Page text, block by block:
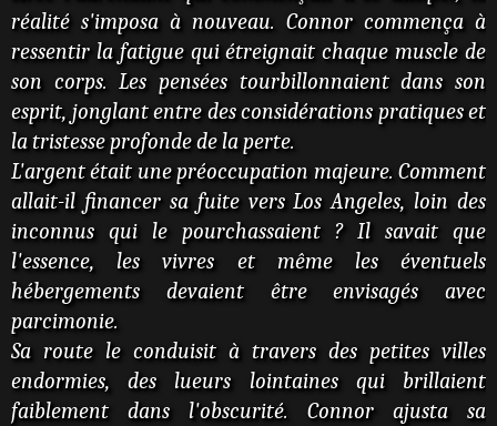
réalité s'imposa à nouveau. Connor commença à
ressentir la fatigue qui étreignait chaque muscle de
son corps. Les pensées tourbillonnaient dans son
esprit, jonglant entre des considérations pratiques et
la tristesse profonde de la perte.
L'argent était une préoccupation majeure. Comment
allait-il financer sa fuite vers Los Angeles, loin des
inconnus qui le pourchassaient ? Il savait que
l'essence, les vivres et même les éventuels
hébergements devaient être envisagés avec
parcimonie.
Sa route le conduisit à travers des petites villes
endormies, des lueurs lointaines qui brillaient
faiblement dans l'obscurité. Connor ajusta sa